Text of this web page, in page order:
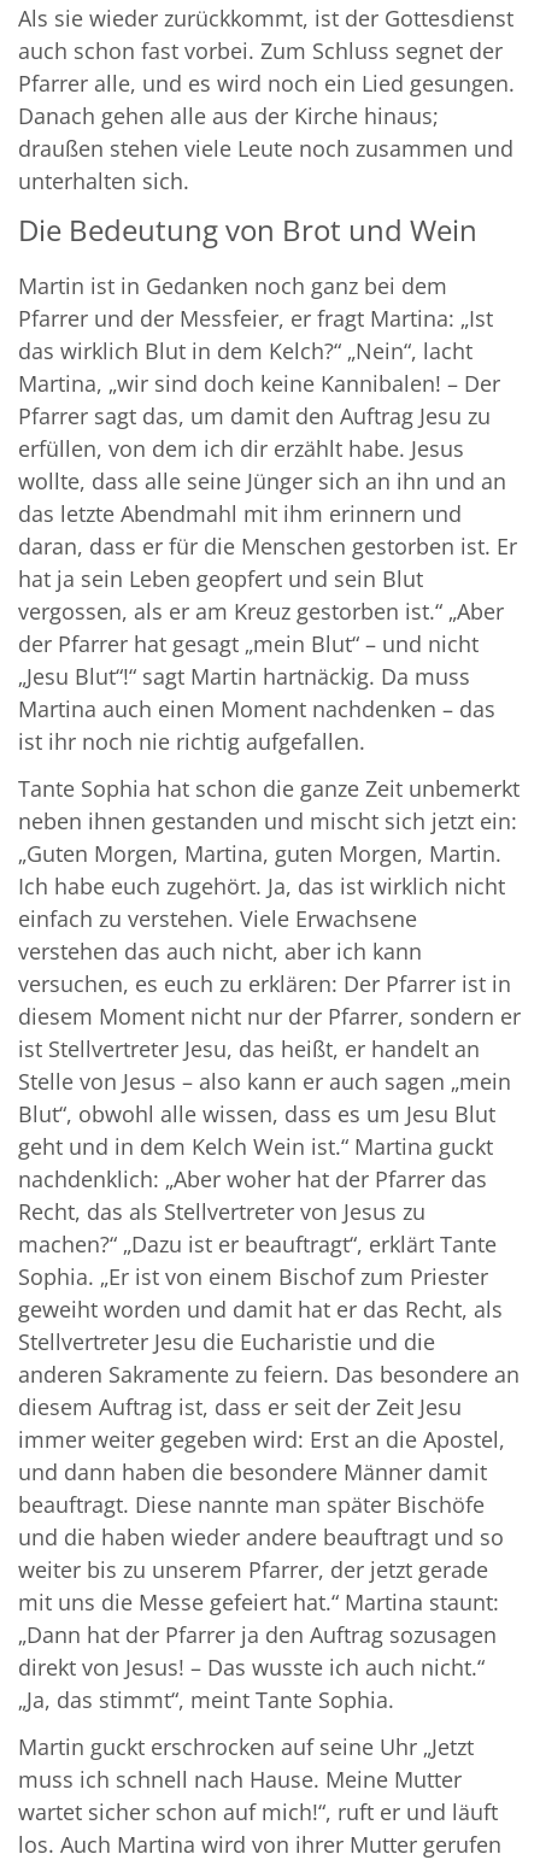
Als sie wieder zurückkommt, ist der Gottesdienst
auch schon fast vorbei. Zum Schluss segnet der
Pfarrer alle, und es wird noch ein Lied gesungen.
Danach gehen alle aus der Kirche hinaus;
draußen stehen viele Leute noch zusammen und
unterhalten sich.
Die Bedeutung von Brot und Wein
Martin ist in Gedanken noch ganz bei dem
Pfarrer und der Messfeier, er fragt Martina: „Ist
das wirklich Blut in dem Kelch?“ „Nein“, lacht
Martina, „wir sind doch keine Kannibalen! – Der
Pfarrer sagt das, um damit den Auftrag Jesu zu
erfüllen, von dem ich dir erzählt habe. Jesus
wollte, dass alle seine Jünger sich an ihn und an
das letzte Abendmahl mit ihm erinnern und
daran, dass er für die Menschen gestorben ist. Er
hat ja sein Leben geopfert und sein Blut
vergossen, als er am Kreuz gestorben ist.“ „Aber
der Pfarrer hat gesagt „mein Blut“ – und nicht
„Jesu Blut“!“ sagt Martin hartnäckig. Da muss
Martina auch einen Moment nachdenken – das
ist ihr noch nie richtig aufgefallen.
Tante Sophia hat schon die ganze Zeit unbemerkt
neben ihnen gestanden und mischt sich jetzt ein:
„Guten Morgen, Martina, guten Morgen, Martin.
Ich habe euch zugehört. Ja, das ist wirklich nicht
einfach zu verstehen. Viele Erwachsene
verstehen das auch nicht, aber ich kann
versuchen, es euch zu erklären: Der Pfarrer ist in
diesem Moment nicht nur der Pfarrer, sondern er
ist Stellvertreter Jesu, das heißt, er handelt an
Stelle von Jesus – also kann er auch sagen „mein
Blut“, obwohl alle wissen, dass es um Jesu Blut
geht und in dem Kelch Wein ist.“ Martina guckt
nachdenklich: „Aber woher hat der Pfarrer das
Recht, das als Stellvertreter von Jesus zu
machen?“ „Dazu ist er beauftragt“, erklärt Tante
Sophia. „Er ist von einem Bischof zum Priester
geweiht worden und damit hat er das Recht, als
Stellvertreter Jesu die Eucharistie und die
anderen Sakramente zu feiern. Das besondere an
diesem Auftrag ist, dass er seit der Zeit Jesu
immer weiter gegeben wird: Erst an die Apostel,
und dann haben die besondere Männer damit
beauftragt. Diese nannte man später Bischöfe
und die haben wieder andere beauftragt und so
weiter bis zu unserem Pfarrer, der jetzt gerade
mit uns die Messe gefeiert hat.“ Martina staunt:
„Dann hat der Pfarrer ja den Auftrag sozusagen
direkt von Jesus! – Das wusste ich auch nicht.“
„Ja, das stimmt“, meint Tante Sophia.
Martin guckt erschrocken auf seine Uhr „Jetzt
muss ich schnell nach Hause. Meine Mutter
wartet sicher schon auf mich!“, ruft er und läuft
los. Auch Martina wird von ihrer Mutter gerufen